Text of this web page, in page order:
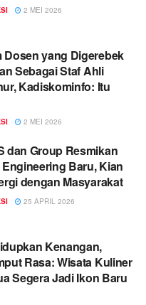
2 MEI 2026
Dosen yang Digerebek
Sebagai Staf Ahli
Kadiskominfo: Itu
2 MEI 2026
dan Group Resmikan
Baru, Kian
dengan Masyarakat
25 APRIL 2026
Kenangan,
Rasa: Wisata Kuliner
Segera Jadi Ikon Baru